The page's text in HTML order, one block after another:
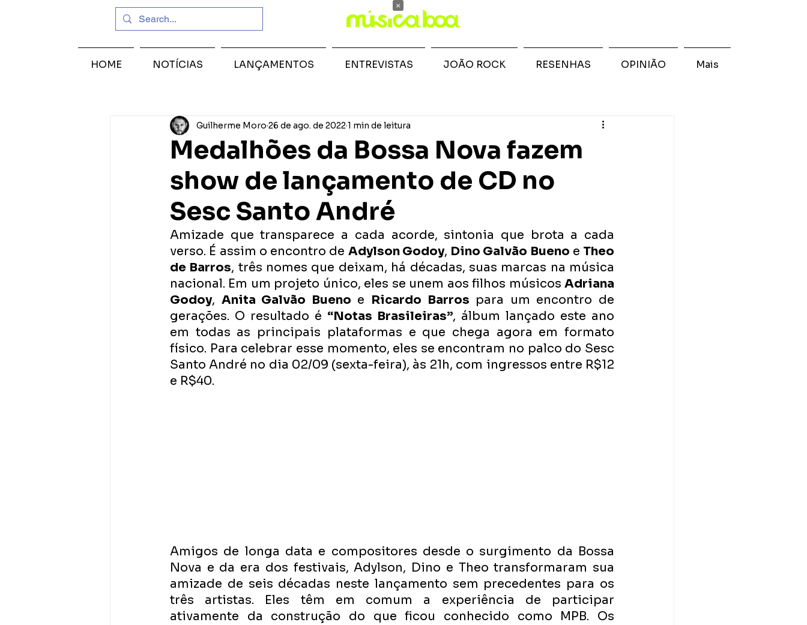
Medalhões da Bossa Nova fazem
show de lançamento de CD no
Sesc Santo André
Guilherme Moro 26 de ago. de 2022 1 min de leitura
Amizade que transparece a cada acorde, sintonia que brota a cada
verso. É assim o encontro de Adylson Godoy, Dino Galvão Bueno e Theo
de Barros, três nomes que deixam, há décadas, suas marcas na música
nacional. Em um projeto único, eles se unem aos filhos músicos Adriana
Godoy, Anita Galvão Bueno e Ricardo Barros para um encontro de
gerações. O resultado é “Notas Brasileiras”, álbum lançado este ano
em todas as principais plataformas e que chega agora em formato
físico. Para celebrar esse momento, eles se encontram no palco do Sesc
Santo André no dia 02/09 (sexta-feira), às 21h, com ingressos entre R$12
e R$40.
Amigos de longa data e compositores desde o surgimento da Bossa
Nova e da era dos festivais, Adylson, Dino e Theo transformaram sua
amizade de seis décadas neste lançamento sem precedentes para os
três artistas. Eles têm em comum a experiência de participar
ativamente da construção do que ficou conhecido como MPB. Os
HOME NOTÍCIAS LANÇAMENTOS ENTREVISTAS JOÃO ROCK RESENHAS OPINIÃO Mais
×